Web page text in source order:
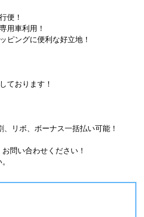
便！
用車利用！
ピングに便利な好立地！
ております！
リボ、ボーナス一括払い可能！
問い合わせください！